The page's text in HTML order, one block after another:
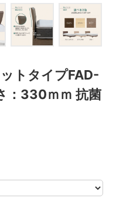
トタイプFAD-
：330ｍｍ 抗菌